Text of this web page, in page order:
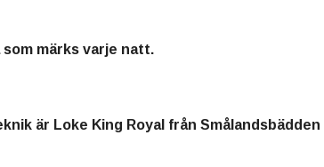
märks varje natt.
är Loke King Royal från Smålandsbädden